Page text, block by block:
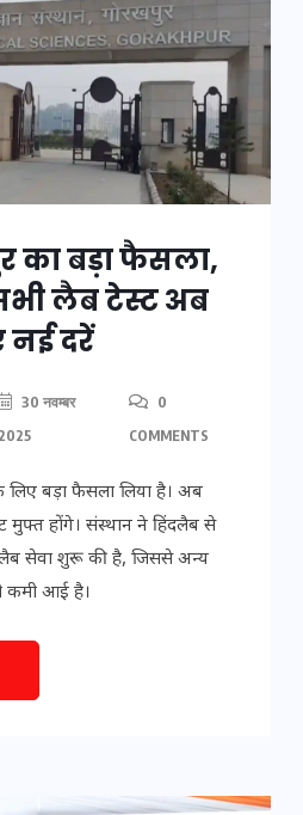
का बड़ा फैसला,
लैब टेस्ट अब
नई दरें
30 नवम्बर
2025
0
COMMENTS
लिए बड़ा फैसला लिया है। अब
मुफ्त होंगे। संस्थान ने हिंदलैब से
सेवा शुरू की है, जिससे अन्य
कमी आई है।